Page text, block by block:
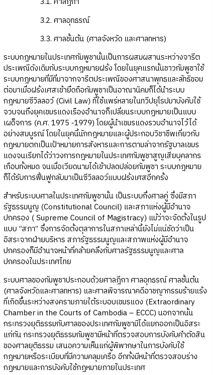
3.2. ศาลอุทธรณ์
3.3. ศาลชั้นต้น (ศาลจังหวัด และศาลทหาร)
ระบบกฎหมายในประเทศกัมพูชานั้นเป็นการผสมผสานระหว่างจารีต
ประเพณีดังเดิมกับระบบกฎหมายฝรั่ง โดยในยุคแรกนั้นชาวกัมพูชาใช้
ระบบกฎหมายที่มีที่มาจากจารีตประเพณีของศาสนาพุทธและลัทธิขอม
ต่อมาเมื่อฝรั่งเศสเข้ายึดถือกัมพูชาเป็นอาณานิคมก็ได้นำระบบ
กฎหมายซีวิลลอว์ (Civil Law) ที่ใช้แพร่หลายในทวีปยุโรปมาบังคับใช้
จวบจนถึงยุคเขมรแดงเรืองอำนาจก็เปลี่ยนระบบกฎหมายเป็นแบบ
เผด็จการ (ค.ศ. 1975 -1979) โดยผู้นำเขมรแดงรวบอำนาจไว้ได้
อย่างสมบูรณ์ โดยในยุคนี้นักกฎหมายและผู้ประกอบวิชาชีพเกี่ยวกับ
กฎหมายตกเป็นเป้าหมายการสังหารและการตามล่าจากรัฐบาลเขมร
แดงจนเรียกได้ว่าวงการกฎหมายในประเทศกัมพูชาสูญเสียบุคลากร
เกือบทั้งหมด จนเมื่อเวียดนามได้เข้าปลดปล่อยกัมพูชา ระบบกฎหมาย
ก็ได้รับการฟื้นฟูกลับมาเป็นซีวิลลอว์แบบฝรั่งเศสอีกครั้ง
สำหรับระบบศาลในประเทศกัมพูชานั้น เป็นระบบกึ่งศาลคู่ ซึ่งมีสภา
รัฐธรรมนูญ (Constitutional Council) และสภาแห่งผู้มีอำนาจ
ปกครอง ( Supreme Council of Magistracy) แม้ว่าจะจัดตั้งในรูป
แบบ “สภา” ซึ่งการจัดตั้งตุลาการในสภาเหล่านี้ยังไม่แน่ชัดว่าเป็น
อิสระจากฝ่ายบริหาร สภารัฐธรรมนูญและสภาพแห่งผู้มีอำนาจ
ปกครองก็มีอำนาจหน้าที่คล้ายคลึงกับศาลรัฐธรรมนูญและศาล
ปกครองในประเทศไทย
ระบบศาลของกัมพูชาประกอบด้วยศาลฎีกา ศาลอุทธรณ์ ศาลชั้นต้น
(ศาลจังหวัดและศาลทหาร) และศาลพิจารณาคดีอาชญากรรมร้ายแร้ง
ที่เกิดขึ้นระหว่างสงครามภายใต้ระบอบเขมรแดง (Extraordinary
Chamber in the Courts of Cambodia – ECCC) นอกจากนั้น
กระทรวงยุติธรรมกับศาลของประเทศกัมพูชามิได้แยกออกเป็นอิสระ
แก่กัน กระทรวงยุติธรรมกัมพูชามีหน้าที่ตรวจสอบการบังคับคำตัดสิน
ของศาลยุติธรรม เสนอความเห็นแก่ผู้พิพากษาในการบังคับใช้
กฎหมายหรือระเบียบที่มีความคลุมเครือ อีกทั้งมีหน้าที่ตรวจสอบร่าง
กฎหมายและการบังคับใช้กฎหมายภายในประเทศ